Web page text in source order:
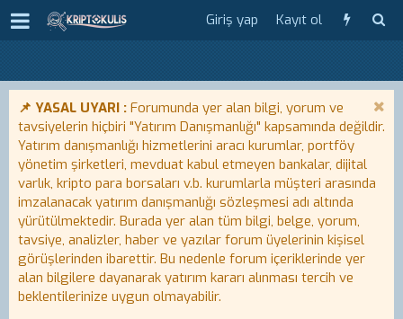
Giriş yap Kayıt ol
📌 YASAL UYARI : Forumunda yer alan bilgi, yorum ve
tavsiyelerin hiçbiri "Yatırım Danışmanlığı" kapsamında değildir.
Yatırım danışmanlığı hizmetlerini aracı kurumlar, portföy
yönetim şirketleri, mevduat kabul etmeyen bankalar, dijital
varlık, kripto para borsaları v.b. kurumlarla müşteri arasında
imzalanacak yatırım danışmanlığı sözleşmesi adı altında
yürütülmektedir. Burada yer alan tüm bilgi, belge, yorum,
tavsiye, analizler, haber ve yazılar forum üyelerinin kişisel
görüşlerinden ibarettir. Bu nedenle forum içeriklerinde yer
alan bilgilere dayanarak yatırım kararı alınması tercih ve
beklentilerinize uygun olmayabilir.